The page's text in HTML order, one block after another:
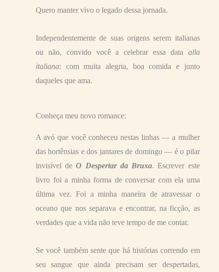
Quero manter vivo o legado dessa jornada.
Independentemente de suas origens serem italianas
ou não, convido você a celebrar essa data alla
italiana: com muita alegria, boa comida e junto
daqueles que ama.
Conheça meu novo romance:
A avó que você conheceu nestas linhas — a mulher
das hortênsias e dos jantares de domingo — é o pilar
invisível deO Despertar da Bruxa. Escrever este
livro foi a minha forma de conversar com ela uma
última vez. Foi a minha maneira de atravessar o
oceano que nos separava e encontrar, na ficção, as
verdades que a vida não teve tempo de me contar.
Se você também sente que há histórias correndo em
seu sangue que ainda precisam ser despertadas,